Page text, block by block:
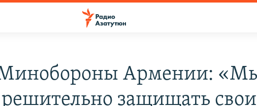
Минобороны Армении:
защищать свои